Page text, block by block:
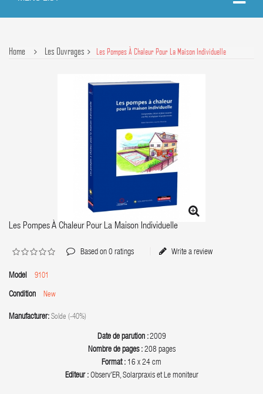
Home Les Ouvrages Les Pompes À Chaleur Pour La Maison Individuelle
Les Pompes À Chaleur Pour La Maison Individuelle
Based on 0 ratings Write a review
Model 9101
Condition New
Manufacturer: Solde (-40%)
Date de parution :2009
Nombre de pages :208 pages
Format : 16 x 24 cm
Editeur :Observ'ER, Solarpraxis et Le moniteur